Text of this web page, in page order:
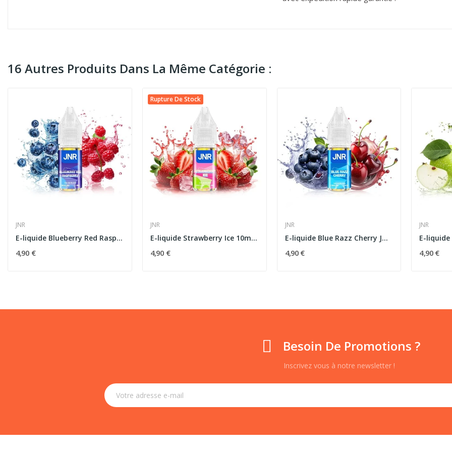
16 Autres Produits Dans La Même Catégorie :
JNR
E-liquide Blueberry Red Raspberry 10ml JNR...
4,90 €
Rupture De Stock
JNR
E-liquide Strawberry Ice 10ml JNR - Sel de...
4,90 €
JNR
E-liquide Blue Razz Cherry JNR 10ml - Sels de...
4,90 €
JNR
4,90 €
Besoin De Promotions ?
Inscrivez vous à notre newsletter !